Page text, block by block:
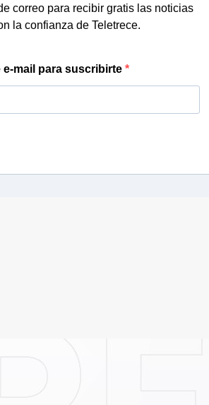
correo para recibir gratis las noticias
la confianza de Teletrece.
mail para suscribirte